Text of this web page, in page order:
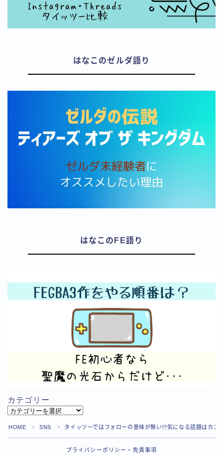
はなこのゼルダ語り
はなこのFE語り
カテゴリー
カ
テ
ゴ
HOME ＞ SNS ＞ タイッツーではフォローの意味が無い!?気になる話題はカス
プライバシーポリシー・免責事項